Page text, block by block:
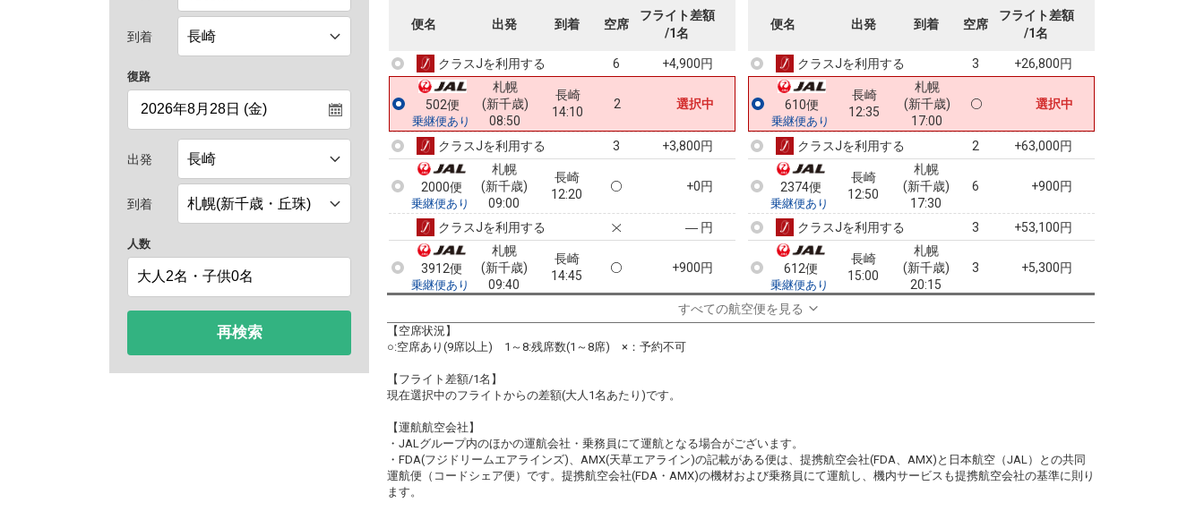
到着
復路
出発
到着
人数
再検索
便名 出発 到着 空席
フライト差額
/1名
3910便
(新千歳)
長崎
12:20
+1,100円
クラスJを利用する 6 +4,900円
502便
乗継便あり
札幌
(新千歳)
08:50
長崎
14:10
2 選択中
クラスJを利用する 3 +3,800円
2000便
乗継便あり
札幌
(新千歳)
09:00
長崎
12:20
+0円
クラスJを利用する ― 円
3912便
乗継便あり
札幌
(新千歳)
09:40
長崎
14:45
+900円
+4,800円
504便
(新千歳)
長崎
14:10
+28,400円
クラスJを利用する 8 +3,800円
506便
乗継便あり
11:00
15:15
クラスJを利用する +62,000円
便名 出発 到着 空席
フライト差額
/1名
608便
09:55
(新千歳)
3 +23,000円
クラスJを利用する 3 +26,800円
610便
乗継便あり
長崎
12:35
札幌
(新千歳)
17:00
選択中
クラスJを利用する 2 +63,000円
2374便
乗継便あり
長崎
12:50
札幌
(新千歳)
17:30
6 +900円
クラスJを利用する 3 +53,100円
612便
乗継便あり
長崎
15:00
札幌
(新千歳)
20:15
3 +5,300円
クラスJを利用する
乗継便あり
クラスJを利用する ― 円
すべての航空便を見る
【空席状況】
○:空席あり(9席以上) 1～8:残席数(1～8席) ×：予約不可
【フライト差額/1名】
現在選択中のフライトからの差額(大人1名あたり)です。
【運航航空会社】
・JALグループ内のほかの運航会社・乗務員にて運航となる場合がございます。
・FDA(フジドリームエアラインズ)、AMX(天草エアライン)の記載がある便は、提携航空会社(FDA、AMX)と日本航空（JAL）との共同
運航便（コードシェア便）です。提携航空会社(FDA・AMX)の機材および乗務員にて運航し、機内サービスも提携航空会社の基準に則り
ます。